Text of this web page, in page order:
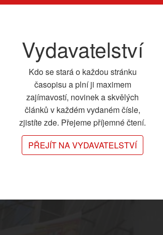
Vydavatelství
Kdo se stará o každou stránku
časopisu a plní ji maximem
zajímavostí, novinek a skvělých
článků v každém vydaném čísle,
zjistíte zde. Přejeme příjemné čtení.
PŘEJÍT NA VYDAVATELSTVÍ